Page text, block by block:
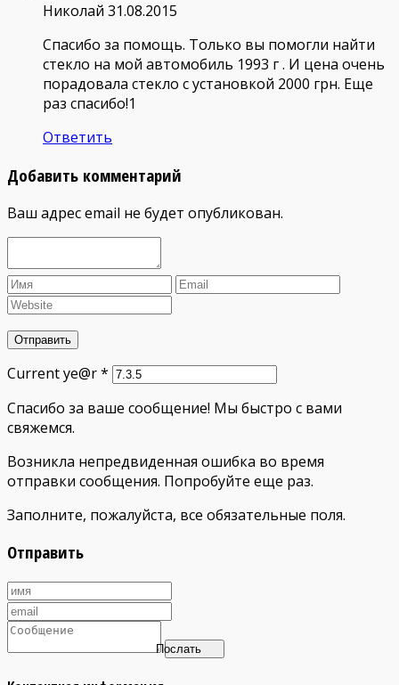
Николай 31.08.2015
Спасибо за помощь. Только вы помогли найти
стекло на мой автомобиль 1993 г . И цена очень
порадовала стекло с установкой 2000 грн. Еще
раз спасибо!1
Ответить
Добавить комментарий
Ваш адрес email не будет опубликован.
Current ye@r*
Спасибо за ваше сообщение! Мы быстро с вами
свяжемся.
Возникла непредвиденная ошибка во время
отправки сообщения. Попробуйте еще раз.
Заполните, пожалуйста, все обязательные поля.
Отправить
Послать